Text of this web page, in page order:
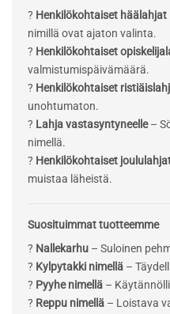
? Henkilökohtaiset häälahjat
nimillä ovat ajaton valinta.
? Henkilökohtaiset
valmistumispäivämäärä.
? Henkilökohtaiset
unohtumaton.
? Lahja vastasyntyneelle–
nimellä.
? Henkilökohtaiset
muistaa läheistä.
Suosituimmat tuotteemme
? Nallekarhu – Suloinen
? Kylpytakki nimellä –
? Pyyhe nimellä –
? Reppu nimellä – Loistava